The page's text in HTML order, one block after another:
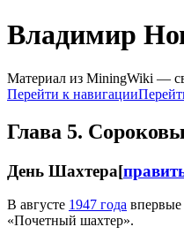
Владимир
Материал из MiningWiki —
Перейти к навигации
Глава 5.
День Шахтера[
В августе 1947 года
«Почетный шахтер».